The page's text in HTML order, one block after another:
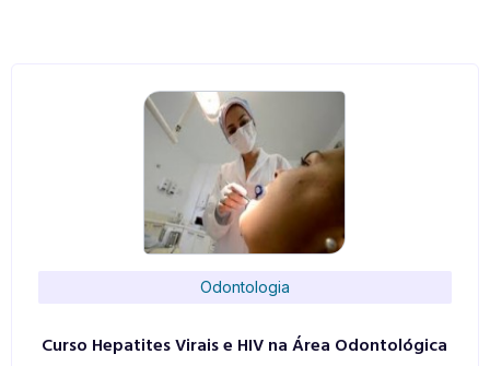
Odontologia
Curso Hepatites Virais e HIV na Área Odontológica